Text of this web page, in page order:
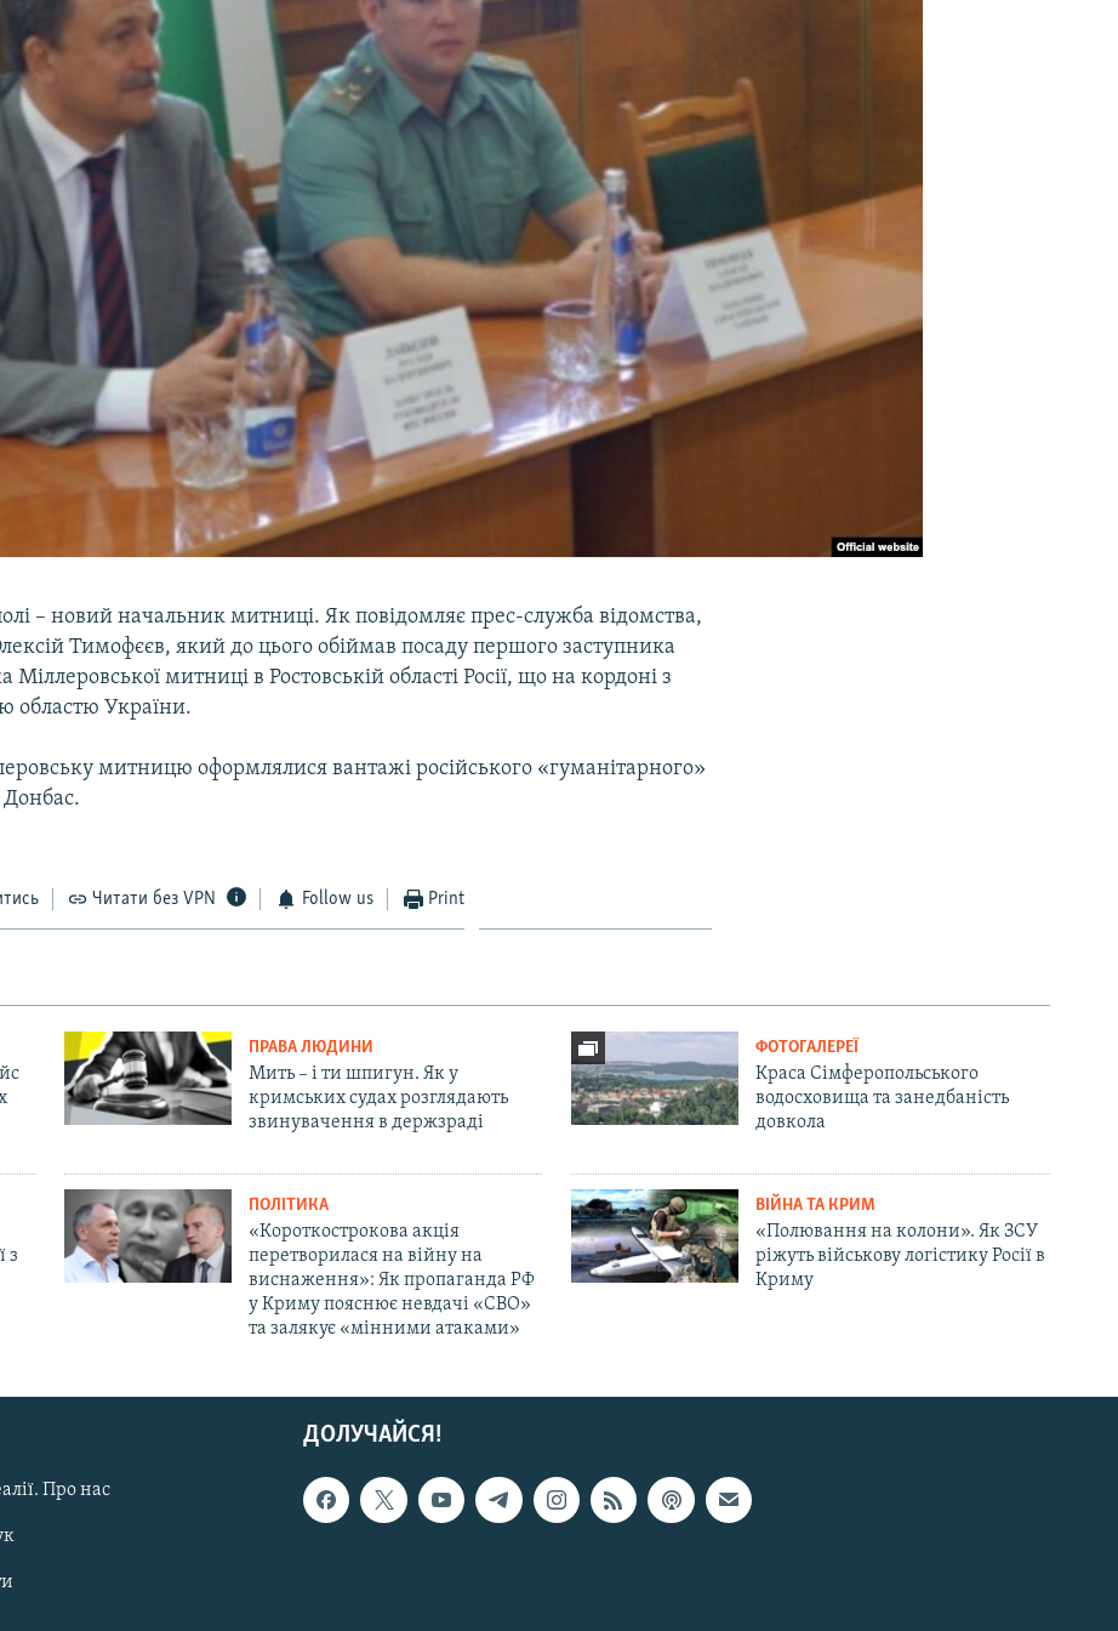
– новий начальник митниці. Як повідомляє прес-служба відомства,
Тимофєєв, який до цього обіймав посаду першого заступника
Міллеровської митниці в Ростовській області Росії, що на кордоні з
областю України.
митницю оформлялися вантажі російського «гуманітарного»
Читати без VPN Follow us Print
ПРАВА ЛЮДИНИ
Мить – і ти шпигун. Як у
кримських судах розглядають
звинувачення в держзраді
ФОТОГАЛЕРЕЇ
Краса Сімферопольського
водосховища та занедбаність
довкола
з
ПОЛІТИКА
«Короткострокова акція
перетворилася на війну на
виснаження»: Як пропаганда РФ
у Криму пояснює невдачі «СВО»
та залякує «мінними атаками»
ВІЙНА ТА КРИМ
«Полювання на колони». Як ЗСУ
ріжуть військову логістику Росії в
Криму
ДОЛУЧАЙСЯ!
Про нас